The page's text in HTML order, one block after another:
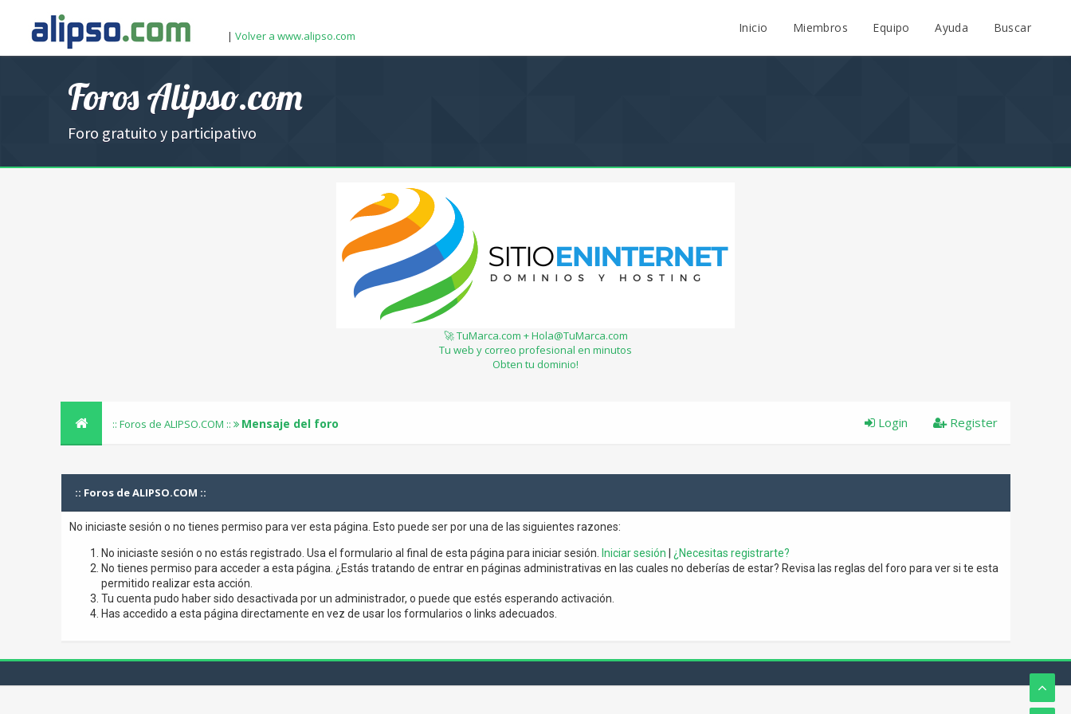
| Volver a www.alipso.com
Inicio Miembros Equipo Ayuda Buscar
Foros Alipso.com
Foro gratuito y participativo
🚀 TuMarca.com + Hola@TuMarca.com
Tu web y correo profesional en minutos
Obten tu dominio!
:: Foros de ALIPSO.COM :: Mensaje del foro Register
Login
:: Foros de ALIPSO.COM ::
No iniciaste sesión o no tienes permiso para ver esta página. Esto puede ser por una de las siguientes razones:
No iniciaste sesión o no estás registrado. Usa el formulario al final de esta página para iniciar sesión. Iniciar sesión
¿Necesitas registrarte?
No tienes permiso para acceder a esta página. ¿Estás tratando de entrar en páginas administrativas en las cuales no deberías de estar? Revisa las reglas del foro para ver si te esta
permitido realizar esta acción.
Tu cuenta pudo haber sido desactivada por un administrador, o puede que estés esperando activación.
Has accedido a esta página directamente en vez de usar los formularios o links adecuados.